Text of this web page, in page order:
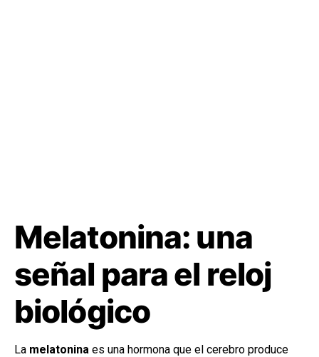
Melatonina: una
señal para el reloj
biológico
La melatonina es una hormona que el cerebro produce